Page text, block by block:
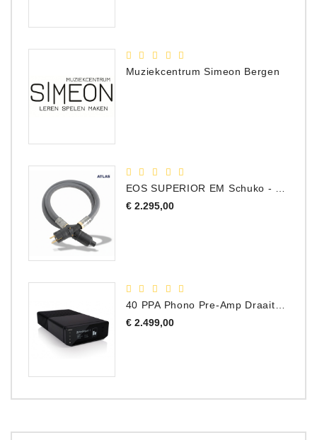
Muziekcentrum Simeon Bergen
€ 2.295,00Prijs
€ 2.499,00Prijs